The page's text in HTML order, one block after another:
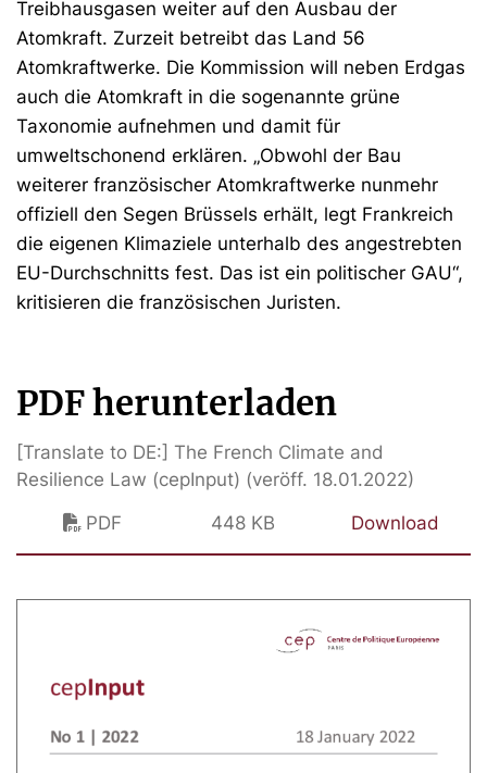
Treibhausgasen weiter auf den Ausbau der
Atomkraft. Zurzeit betreibt das Land 56
Atomkraftwerke. Die Kommission will neben Erdgas
auch die Atomkraft in die sogenannte grüne
Taxonomie aufnehmen und damit für
umweltschonend erklären. „Obwohl der Bau
weiterer französischer Atomkraftwerke nunmehr
offiziell den Segen Brüssels erhält, legt Frankreich
die eigenen Klimaziele unterhalb des angestrebten
EU-Durchschnitts fest. Das ist ein politischer GAU“,
kritisieren die französischen Juristen.
PDF herunterladen
[Translate to DE:] The French Climate and
Resilience Law (cepInput) (veröff. 18.01.2022)
PDF
448 KB Download